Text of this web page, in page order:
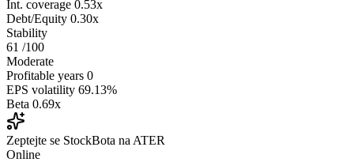
Int. coverage 0.53x
Debt/Equity 0.30x
Stability
61 /100
Moderate
Profitable years 0
EPS volatility 69.13%
Beta 0.69x
Zeptejte se StockBota na ATER
Online